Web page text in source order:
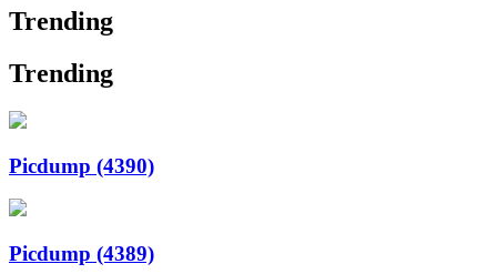
Trending
Trending
Picdump (4390)
Picdump (4389)